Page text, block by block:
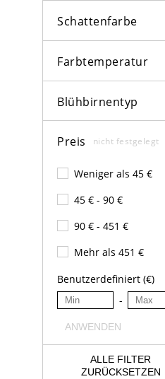
Schattenfarbe
Farbtemperatur
Blühbirnentyp
Preis nicht festgelegt
Weniger als 45 €
45 € - 90 €
90 € - 451 €
Mehr als 451 €
Benutzerdefiniert (€)
-
ANWENDEN
ALLE FILTER
ZURÜCKSETZEN